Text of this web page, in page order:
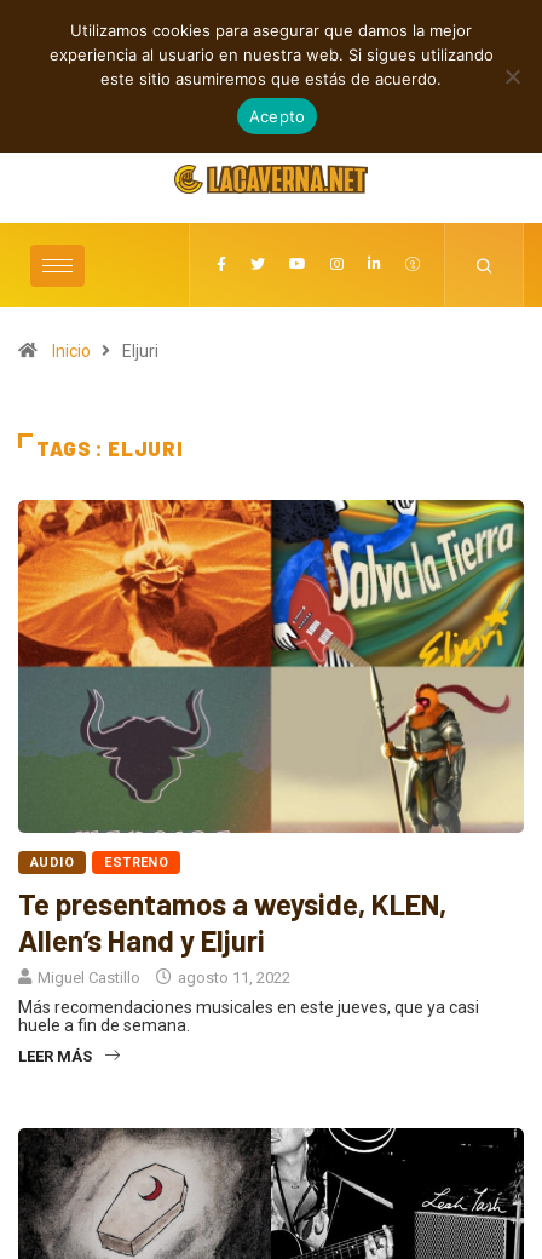
TENDENCIAS
y electrónica: estrenos independientes destacados Cuatro lanzamientos
agosto 6, 2026
Inicio Eljuri
TAGS : ELJURI
AUDIO ESTRENO
Te presentamos a weyside, KLEN,
Allen’s Hand y Eljuri
Miguel Castillo agosto 11, 2022
Más recomendaciones musicales en este jueves, que ya casi
huele a fin de semana.
LEER MÁS
Utilizamos cookies para asegurar que damos la mejor
experiencia al usuario en nuestra web. Si sigues utilizando
este sitio asumiremos que estás de acuerdo.
Acepto